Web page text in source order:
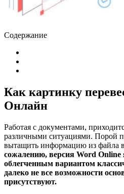
Содержание
Как картинку
Онлайн
Работая с документами,
различными ситуациями. Порой
вытащить информацию из файла
сожалению, версия Word Online
облегченным вариантом
далеко не все возможности
присутствуют.